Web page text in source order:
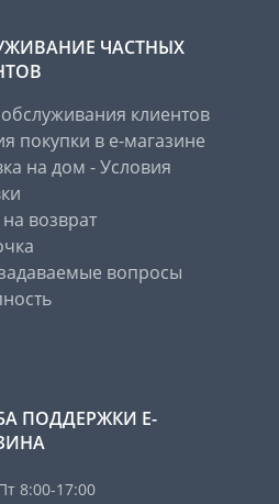
ЧАСТНЫХ
клиентов
покупки в е-магазине
на дом - Условия
возврат
вопросы
ПОДДЕРЖКИ Е-
8:00-17:00